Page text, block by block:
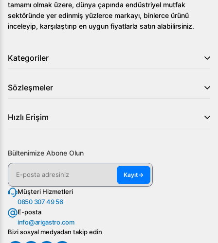
tamamı olmak üzere, dünya çapında endüstriyel mutfak
sektöründe yer edinmiş yüzlerce markayı, binlerce ürünü
inceleyip, karşılaştırıp en uygun fiyatlarla satın alabilirsiniz.
Kategoriler
Sözleşmeler
Hızlı Erişim
Bültenimize Abone Olun
Kayıt→
Müşteri Hizmetleri
0850 307 49 56
E-posta
info@arigastro.com
Bizi sosyal medyadan takip edin